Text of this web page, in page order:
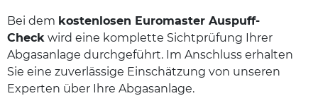
Bei dem kostenlosen Euromaster Auspuff-
Check wird eine komplette Sichtprüfung Ihrer
Abgasanlage durchgeführt. Im Anschluss erhalten
Sie eine zuverlässige Einschätzung von unseren
Experten über Ihre Abgasanlage.